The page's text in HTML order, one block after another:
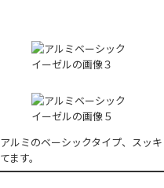
アルミのベーシックタイプ、スッ
てます。